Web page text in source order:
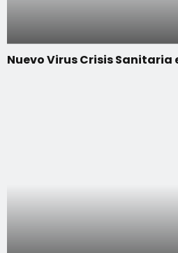
Nuevo Virus Crisis Sanitaria